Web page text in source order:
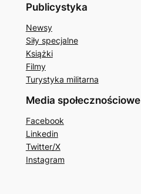
Publicystyka
Newsy
Siły specjalne
Książki
Filmy
Turystyka militarna
Media społecznościowe
Facebook
Linkedin
Twitter/X
Instagram